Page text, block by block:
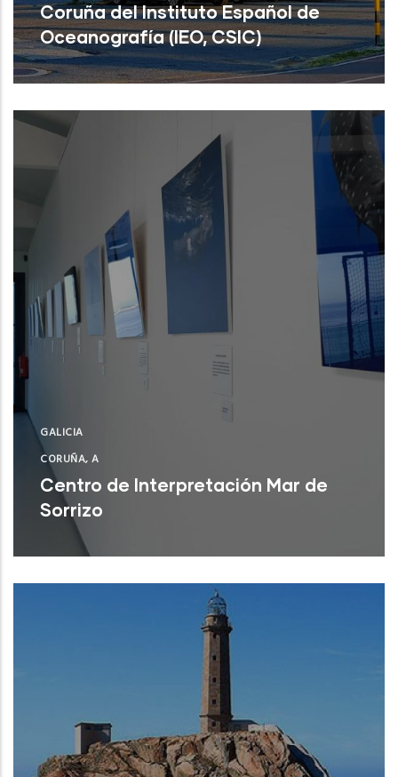
Coruña del Instituto Español de
Oceanografía (IEO, CSIC)
Centro Oceanográfico de A Coruña del
Instituto Español de Oceanografía (IEO,
CSIC)
GALICIA
CORUÑA, A
Centro de Interpretación Mar de
Sorrizo
Arteixo (A Coruña)